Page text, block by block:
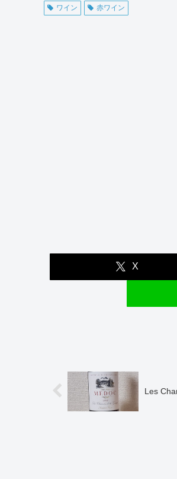
ワイン 赤ワイン
X
Les